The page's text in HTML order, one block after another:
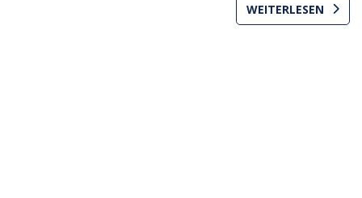
WEITERLESEN